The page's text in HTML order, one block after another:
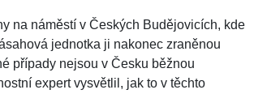
na náměstí v Českých Budějovicích, kde
jednotka ji nakonec zraněnou
případy nejsou v Česku běžnou
expert vysvětlil, jak to v těchto